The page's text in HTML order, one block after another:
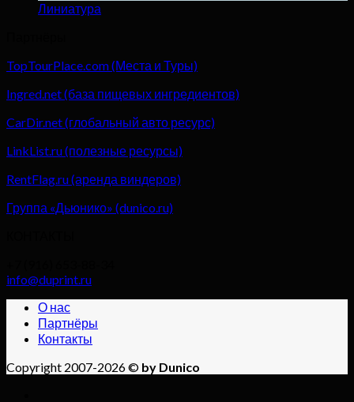
Линиатура
TopTourPlace.com (Места и Туры)
Ingred.net (база пищевых ингредиентов)
CarDir.net (глобальный авто ресурс)
LinkList.ru (полезные ресурсы)
RentFlag.ru (аренда виндеров)
Группа «Дьюнико» (dunico.ru)
info@duprint.ru
О нас
Партнёры
Контакты
Copyright 2007-2026 © by Dunico